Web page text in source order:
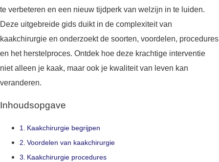
te verbeteren en een nieuw tijdperk van welzijn in te luiden.
Deze uitgebreide gids duikt in de complexiteit van
kaakchirurgie en onderzoekt de soorten, voordelen, procedures
en het herstelproces. Ontdek hoe deze krachtige interventie
niet alleen je kaak, maar ook je kwaliteit van leven kan
veranderen.
Inhoudsopgave
Kaakchirurgie begrijpen
Voordelen van kaakchirurgie
Kaakchirurgie procedures